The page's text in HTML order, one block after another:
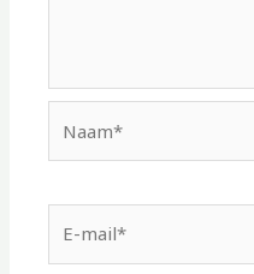
mail*